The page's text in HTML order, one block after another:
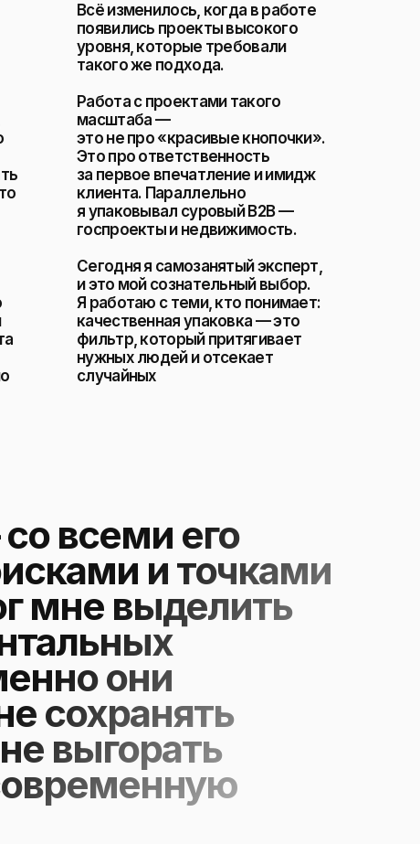
Всё изменилось, когда в работе
появились проекты высокого
уровня, которые требовали
такого же подхода.
Работа с проектами такого
масштаба —
это не про «красивые кнопочки».
Это про ответственность
за первое впечатление и имидж
клиента. Параллельно
я упаковывал суровый B2B —
госпроекты и недвижимость.
Сегодня я самозанятый эксперт,
и это мой сознательный выбор.
Я работаю с теми, кто понимает:
качественная упаковка — это
фильтр, который притягивает
нужных людей и отсекает
случайных
всеми его
и точками
мне выделить
они
сохранять
выгорать